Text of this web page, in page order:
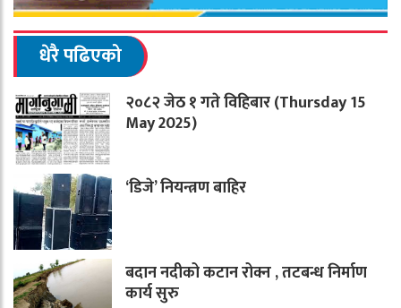
धेरै पढिएको
२०८२ जेठ १ गते विहिबार (Thursday 15
May 2025)
‘डिजे’ नियन्त्रण बाहिर
बदान नदीको कटान रोक्न , तटबन्ध निर्माण
कार्य सुरु